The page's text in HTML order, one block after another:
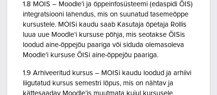
1.8 MOIS – Moodle’i ja õppeinfosüsteemi (edaspidi ÕIS)
integratsiooni lahendus, mis on suunatud tasemeõppe
kursustele. MOISi kaudu saab Kasutaja õpetaja Rollis
luua uue Moodle’i kursuse põhja, mis seotakse ÕISis
loodud aine-õppejõu paariga või siduda olemasoleva
Moodle’i kursuse ÕISi aine-õppejõu paariga.
1.9 Arhiveeritud kursus – MOISi kaudu loodud ja arhiivi
liigutatud kursus semestri lõpus, mis on nähtav ja
kättesaadav Moodle’is muutmata kujul kursusele